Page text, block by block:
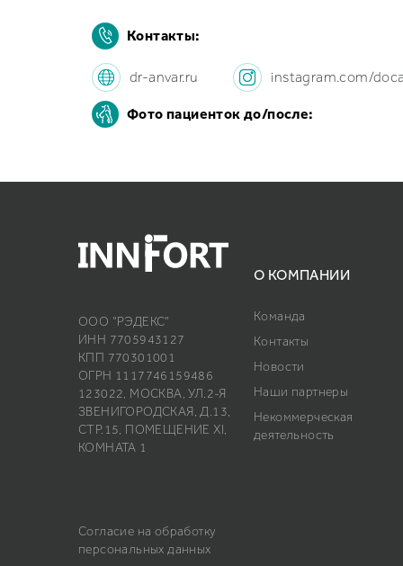
Контакты:
dr-anvar.ru instagram.com/
Фото пациенток до/после:
ООО "РЭДЕКС"
ИНН 7705943127
КПП 770301001
ОГРН 1117746159486
123022, МОСКВА, УЛ.2-Я
ЗВЕНИГОРОДСКАЯ, Д.13,
СТР.15, ПОМЕЩЕНИЕ ХI,
КОМНАТА 1
Согласие на обработку
персональных данных
О КОМПАНИИ
Команда
Контакты
Новости
Наши партнеры
Некоммерческая
деятельность